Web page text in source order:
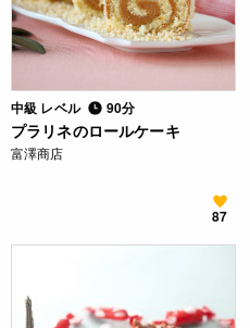
中級 レベル 90分
プラリネのロールケーキ
富澤商店
87